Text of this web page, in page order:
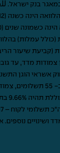
בנק ישראל.
עמלות)
(קביעת שיעור
שאינן צמודות מדד, עד
בהלוואה על סך 30,000 ₪, ב-
בשיעור